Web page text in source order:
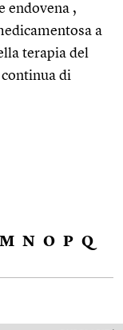
endovena ,
a
terapia del
di
M N O P Q